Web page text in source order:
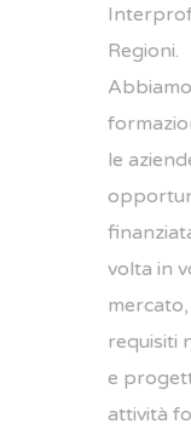
Regioni.
le
volta in
requisiti
e
attività